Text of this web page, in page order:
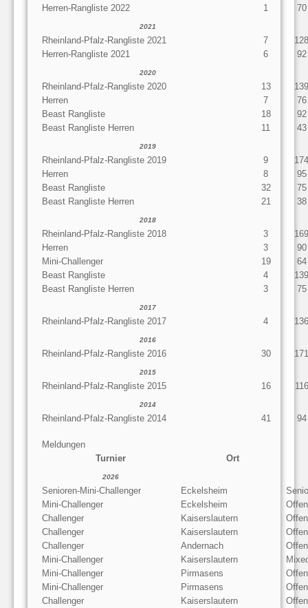
Herren-Rangliste 2022
1 70
2021
Rheinland-Pfalz-Rangliste 2021 7
128
Herren-Rangliste 2021
6 92
2020
Rheinland-Pfalz-Rangliste 2020 13
139
Herren
7
76
Beast Rangliste
18
92
Beast Rangliste Herren
11 43
2019
Rheinland-Pfalz-Rangliste 2019 9
174
Herren
8
95
Beast Rangliste
32
75
Beast Rangliste Herren
21 38
2018
Rheinland-Pfalz-Rangliste 2018 3
169
Herren
3
90
Mini-Challenger
19
64
Beast Rangliste
4
139
Beast Rangliste Herren
3 75
2017
Rheinland-Pfalz-Rangliste 2017 4 136
2016
Rheinland-Pfalz-Rangliste 2016 30 171
2015
Rheinland-Pfalz-Rangliste 2015 16 116
2014
Rheinland-Pfalz-Rangliste 2014 41 94
Meldungen
Turnier
Ort
2026
Senioren-Mini-Challenger Eckelsheim
Mini-Challenger
Eckelsheim
Challenger
Kaiserslautern
Challenger
Kaiserslautern
Challenger
Andernach
Mini-Challenger
Kaiserslautern
Mini-Challenger
Pirmasens
Mini-Challenger
Pirmasens
Challenger
Kaiserslautern